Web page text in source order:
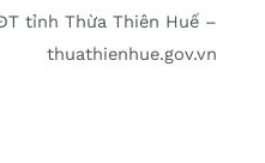
tỉnh Thừa Thiên Huế –
thuathienhue.gov.vn